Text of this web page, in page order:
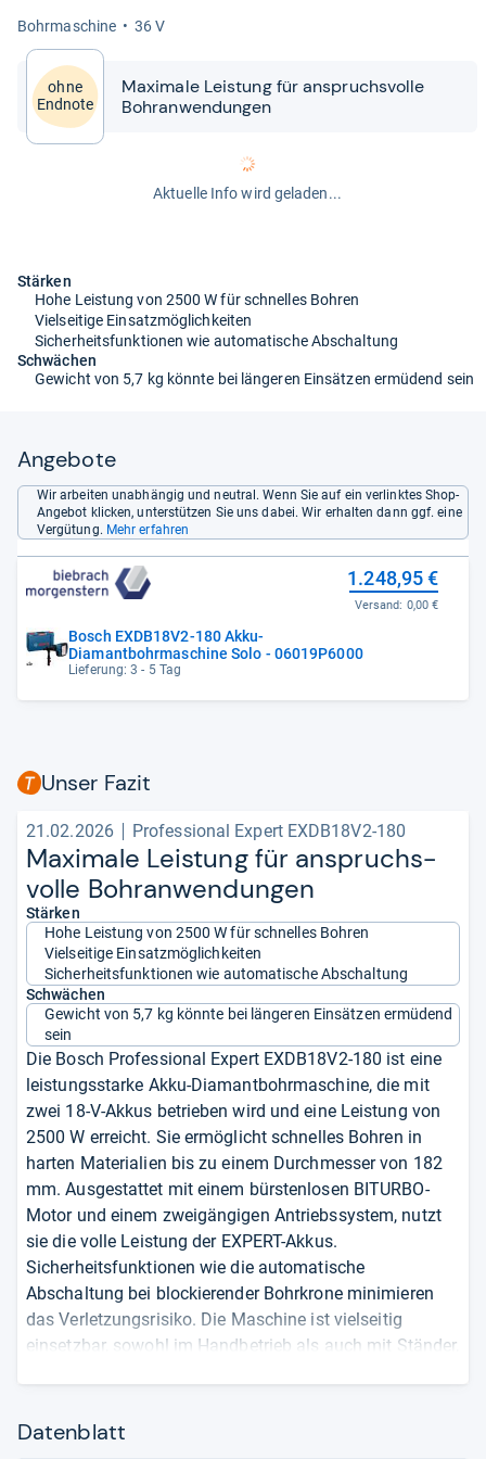
Bohr­ma­schine 36 V
ohne
Endnote
Maxi­male Leis­tung für anspruchs­volle
Bohran­wen­dun­gen
Aktuelle Info wird geladen...
Stärken
Hohe Leistung von 2500 W für schnelles Bohren
Vielseitige Einsatzmöglichkeiten
Sicherheitsfunktionen wie automatische Abschaltung
Schwächen
Gewicht von 5,7 kg könnte bei längeren Einsätzen ermüdend sein
Angebote
Wir arbeiten unabhängig und neutral. Wenn Sie auf ein verlinktes Shop-
Angebot klicken, unterstützen Sie uns dabei. Wir erhalten dann ggf. eine
Vergütung. Mehr erfahren
Bosch EXDB18V2-180 Akku-
Diamantbohrmaschine Solo - 06019P6000
Lieferung: 3 - 5 Tag
1.248,95 €
Versand: 0,00 €
Unser Fazit
21.02.2026 Professional Expert EXDB18V2-180
Maxi­male Leis­tung für anspruchs­
volle Bohran­wen­dun­gen
Stärken
Hohe Leistung von 2500 W für schnelles Bohren
Vielseitige Einsatzmöglichkeiten
Sicherheitsfunktionen wie automatische Abschaltung
Schwächen
Gewicht von 5,7 kg könnte bei längeren Einsätzen ermüdend
sein
Die Bosch Professional Expert EXDB18V2-180 ist eine
leistungsstarke Akku-Diamantbohrmaschine, die mit
zwei 18-V-Akkus betrieben wird und eine Leistung von
2500 W erreicht. Sie ermöglicht schnelles Bohren in
harten Materialien bis zu einem Durchmesser von 182
mm. Ausgestattet mit einem bürstenlosen BITURBO-
Motor und einem zweigängigen Antriebssystem, nutzt
sie die volle Leistung der EXPERT-Akkus.
Sicherheitsfunktionen wie die automatische
Abschaltung bei blockierender Bohrkrone minimieren
das Verletzungsrisiko. Die Maschine ist vielseitig
einsetzbar, sowohl im Handbetrieb als auch mit Ständer,
Leistung von 2500 W für schnelles Bohren bis 182
Datenblatt